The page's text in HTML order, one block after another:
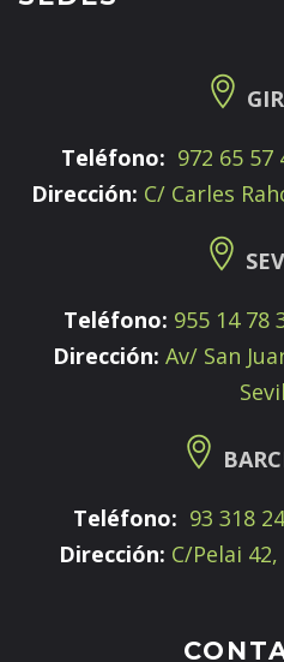
Teléfono: 972 65 57
Dirección: C/ Carles
Teléfono: 955 14 78
Dirección: Av/ San
Teléfono: 93 318
Dirección: C/Pelai